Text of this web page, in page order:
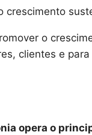
crescimento
o
clientes e
opera o